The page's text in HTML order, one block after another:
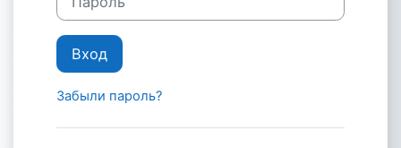
Вход
Забыли пароль?